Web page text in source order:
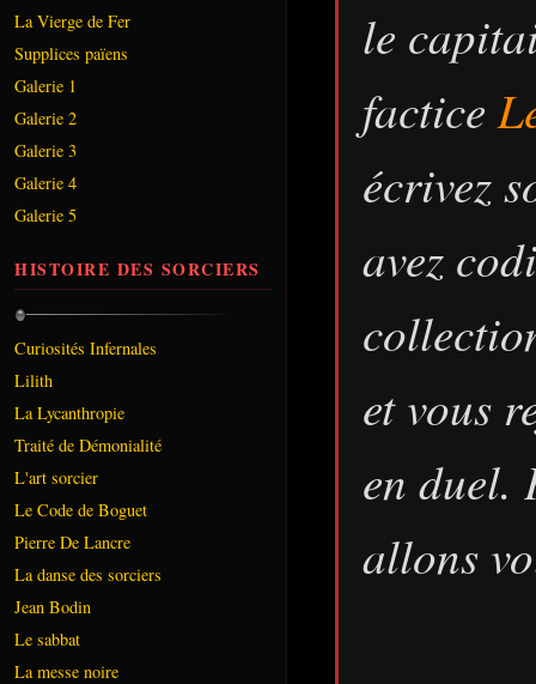
La Vierge de Fer
Supplices païens
Galerie 1
Galerie 2
Galerie 3
Galerie 4
Galerie 5
HISTOIRE DES SORCIERS
Curiosités Infernales
Lilith
La Lycanthropie
Traité de Démonialité
L'art sorcier
Le Code de Boguet
Pierre De Lancre
La danse des sorciers
Jean Bodin
Le sabbat
La messe noire
le
factice
écrivez
avez
et vous
en duel.
allons